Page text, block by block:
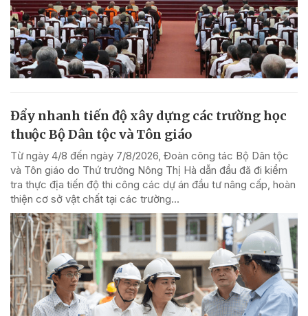
Đẩy nhanh tiến độ xây dựng các trường học
thuộc Bộ Dân tộc và Tôn giáo
Từ ngày 4/8 đến ngày 7/8/2026, Đoàn công tác Bộ Dân tộc
và Tôn giáo do Thứ trưởng Nông Thị Hà dẫn đầu đã đi kiểm
tra thực địa tiến độ thi công các dự án đầu tư nâng cấp, hoàn
thiện cơ sở vật chất tại các trường...